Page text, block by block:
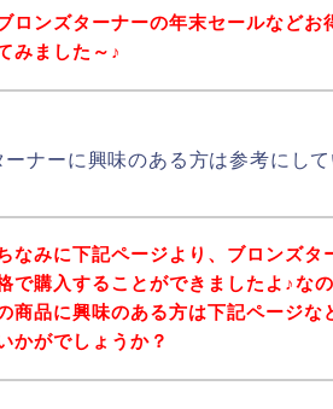
ロンズターナーの年末セールなどお
みました～♪
ナーに興味のある方は参考にして
なみに下記ページより、ブロンズタ
で購入することができましたよ♪な
商品に興味のある方は下記ページな
かがでしょうか？